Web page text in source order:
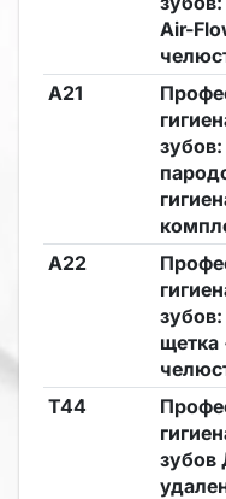
Air-
А21
зубов:
А22
щетка
Т44
зубов